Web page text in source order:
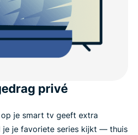
privé
op je smart tv geeft extra
je je favoriete series kijkt — thuis